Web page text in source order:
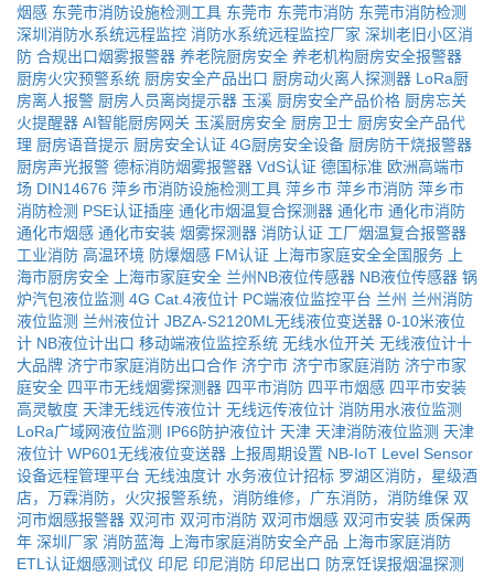
烟感 东莞市消防设施检测工具 东莞市 东莞市消防 东莞市消防检测
深圳消防水系统远程监控 消防水系统远程监控厂家 深圳老旧小区消
防 合规出口烟雾报警器 养老院厨房安全 养老机构厨房安全报警器
厨房火灾预警系统 厨房安全产品出口 厨房动火离人探测器 LoRa厨
房离人报警 厨房人员离岗提示器 玉溪 厨房安全产品价格 厨房忘关
火提醒器 AI智能厨房网关 玉溪厨房安全 厨房卫士 厨房安全产品代
理 厨房语音提示 厨房安全认证 4G厨房安全设备 厨房防干烧报警器
厨房声光报警 德标消防烟雾报警器 VdS认证 德国标准 欧洲高端市
场 DIN14676 萍乡市消防设施检测工具 萍乡市 萍乡市消防 萍乡市
消防检测 PSE认证插座 通化市烟温复合探测器 通化市 通化市消防
通化市烟感 通化市安装 烟雾探测器 消防认证 工厂烟温复合报警器
工业消防 高温环境 防爆烟感 FM认证 上海市家庭安全全国服务
上
海市厨房安全
上海市家庭安全 兰州NB液位传感器 NB液位传感器 锅
炉汽包液位监测 4G Cat.4液位计 PC端液位监控平台 兰州 兰州消防
液位监测 兰州液位计 JBZA-S2120ML无线液位变送器 0-10米液位
计 NB液位计出口 移动端液位监控系统 无线水位开关 无线液位计十
大品牌 济宁市家庭消防出口合作 济宁市 济宁市家庭消防 济宁市家
庭安全 四平市无线烟雾探测器 四平市消防 四平市烟感 四平市安装
高灵敏度 天津无线远传液位计 无线远传液位计 消防用水液位监测
LoRa广域网液位监测 IP66防护液位计 天津 天津消防液位监测 天津
液位计 WP601无线液位变送器 上报周期设置 NB-IoT Level Sensor
设备远程管理平台 无线浊度计 水务液位计招标 罗湖区消防，星级酒
店，万霖消防，火灾报警系统，消防维修，广东消防，消防维保 双
河市烟感报警器 双河市 双河市消防 双河市烟感 双河市安装 质保两
年 深圳厂家 消防蓝海 上海市家庭消防安全产品
上海市家庭消防
ETL认证烟感测试仪 印尼 印尼消防 印尼出口 防烹饪误报烟温探测